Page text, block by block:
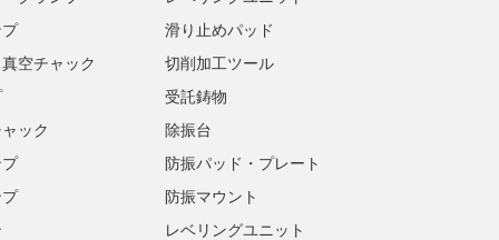
プ
空チャック
ック
滑り止めパッド
切削加工ツール
受託鋳物
除振台
防振パッド・プレート
防振マウント
レベリングユニット